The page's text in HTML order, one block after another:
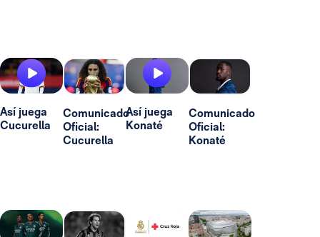
Así juega
Cucurella
Comunicado
Oficial:
Cucurella
Así juega
Konaté
Comunicado
Oficial:
Konaté